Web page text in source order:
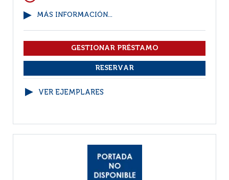
MÁS INFORMACIÓN...
VER EJEMPLARES